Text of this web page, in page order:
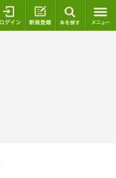
ログイン 新規登録